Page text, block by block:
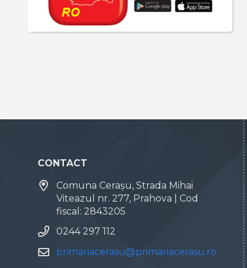
CONTACT
Comuna Cerașu, Strada Mihai
Viteazul nr. 277, Prahova | Cod
fiscal: 2843205
0244 297 112
primariacerasu@primariacerasu.ro